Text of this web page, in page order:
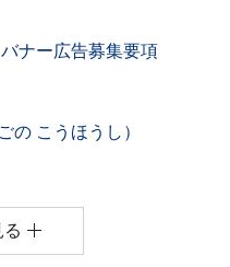
ナー広告募集要項
の こうほうし）
る